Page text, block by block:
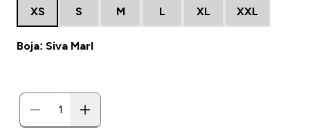
XS S M L XL XXL
Boja: Siva Marl